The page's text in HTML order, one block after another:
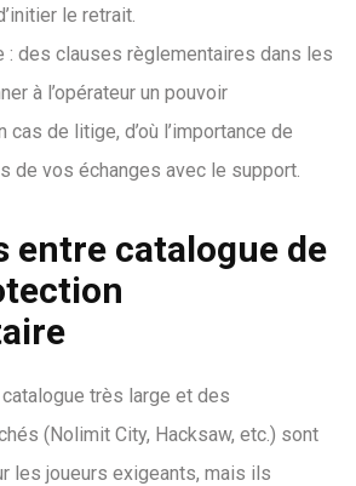
le retrait.
: des clauses règlementaires dans les
à l’opérateur un pouvoir
de litige, d’où l’importance de
de vos échanges avec le support.
entre catalogue de
très large et des
(Nolimit City, Hacksaw, etc.) sont
les joueurs exigeants, mais ils